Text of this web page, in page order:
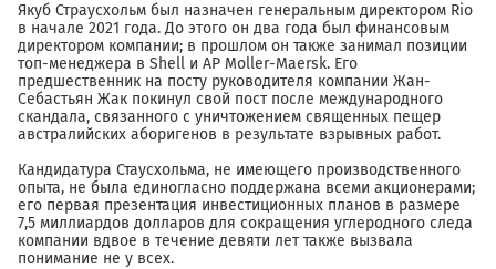
Якуб Страусхольм был назначен генеральным директором Rio
в начале 2021 года. До этого он два года был финансовым
директором компании; в прошлом он также занимал позиции
топ-менеджера в Shell и AP Moller-Maersk. Его
предшественник на посту руководителя компании Жан-
Себастьян Жак покинул свой пост после международного
скандала, связанного с уничтожением священных пещер
австралийских аборигенов в результате взрывных работ.
Кандидатура Стаусхольма, не имеющего производственного
опыта, не была единогласно поддержана всеми акционерами;
его первая презентация инвестиционных планов в размере
7,5 миллиардов долларов для сокращения углеродного следа
компании вдвое в течение девяти лет также вызвала
понимание не у всех.